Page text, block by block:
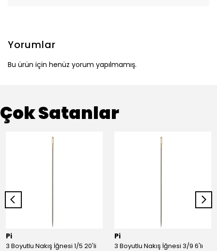
Yorumlar
Bu ürün için henüz yorum yapılmamış.
Çok Satanlar
Pi
3 Boyutlu Nakış İğnesi 1/5 20'li
Pi
3 Boyutlu Nakış İğnesi 3/9 6'lı